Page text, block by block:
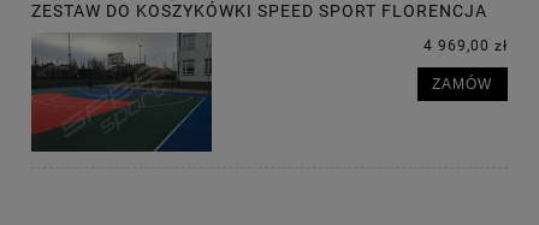
ZESTAW DO KOSZYKÓWKI SPEED SPORT FLORENCJA
4 969,00 zł
ZAMÓW